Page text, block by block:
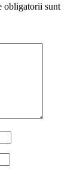
obligatorii sunt